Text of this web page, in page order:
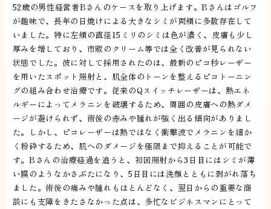
52歳の男性経営者Bさんのケースを取り上げます。Bさんはゴルフ
が趣味で、長年の日焼けによる大きなシミが両頬に多数存在して
いました。特に左頬の直径15ミリのシミは色が濃く、皮膚も少し
厚みを増しており、市販のクリーム等では全く改善が見られない
状態でした。彼に対して採用されたのは、最新のピコ秒レーザー
を用いたスポット照射と、肌全体のトーンを整えるピコトーニン
グの組み合わせ治療です。従来のQスイッチレーザーは、熱エネ
ルギーによってメラニンを破壊するため、周囲の皮膚への熱ダメ
ージが避けられず、術後の赤みや腫れが強く出る傾向がありまし
た。しかし、ピコレーザーは熱ではなく衝撃波でメラニンを細か
く粉砕するため、肌へのダメージを極限まで抑えることが可能で
す。Bさんの治療経過を追うと、初回照射から3日目にはシミが薄
い膜のようなかさぶたになり、5日目には洗顔とともに剥がれ落ち
ました。術後の痛みや腫れもほとんどなく、翌日からの重要な商
談にも支障をきたさなかった点は、多忙なビジネスマンにとって